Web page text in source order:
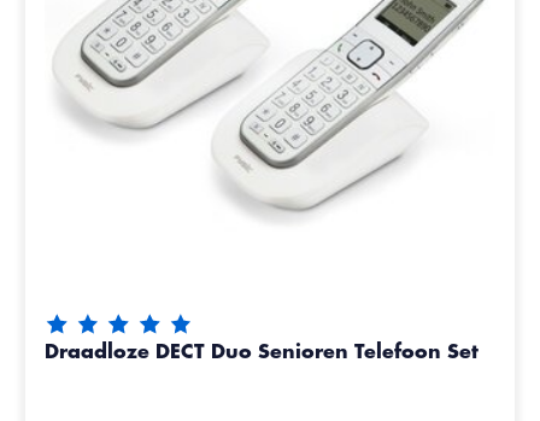
De beoordeling van dit product is van de 5
Draadloze DECT Duo Senioren Telefoon Set